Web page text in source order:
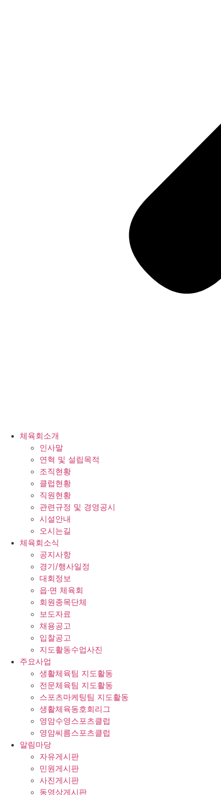
체육회소개
인사말
연혁 및 설립목적
조직현황
클럽현황
직원현황
관련규정 및 경영공시
시설안내
오시는길
체육회소식
공지사항
경기/행사일정
대회정보
읍·면 체육회
회원종목단체
보도자료
채용공고
입찰공고
지도활동수업사진
주요사업
생활체육팀 지도활동
전문체육팀 지도활동
스포츠마케팅팀 지도활동
생활체육동호회리그
영암수영스포츠클럽
영암씨름스포츠클럽
알림마당
자유게시판
민원게시판
사진게시판
동영상게시판